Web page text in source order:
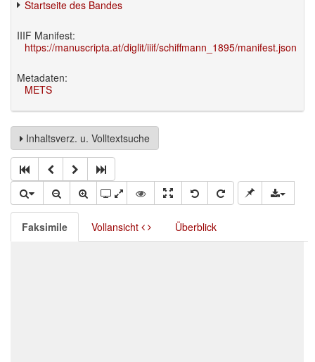
Startseite des Bandes
IIIF Manifest:
https://manuscripta.at/diglit/iiif/schiffmann_1895/manifest.json
Metadaten:
METS
Inhaltsverz. u. Volltextsuche
Faksimile Vollansicht Überblick